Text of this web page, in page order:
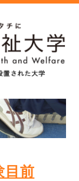
前